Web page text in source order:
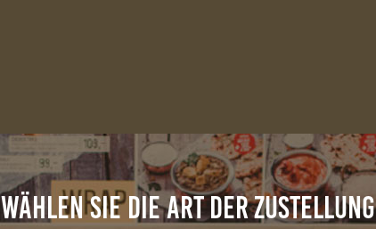
WÄHLEN SIE DIE ART DER ZUSTELLUNG